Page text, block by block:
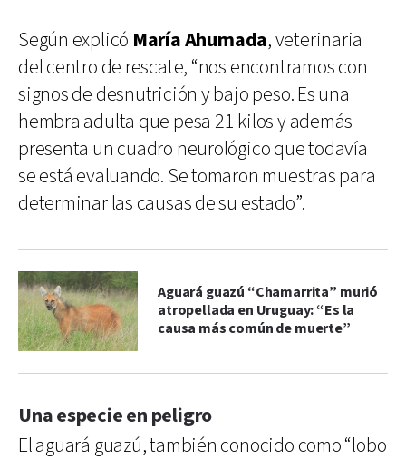
Según explicó María Ahumada, veterinaria
del centro de rescate, “nos encontramos con
signos de desnutrición y bajo peso. Es una
hembra adulta que pesa 21 kilos y además
presenta un cuadro neurológico que todavía
se está evaluando. Se tomaron muestras para
determinar las causas de su estado”.
Aguará guazú “Chamarrita” murió
atropellada en Uruguay: “Es la
causa más común de muerte”
Una especie en peligro
El aguará guazú, también conocido como “lobo